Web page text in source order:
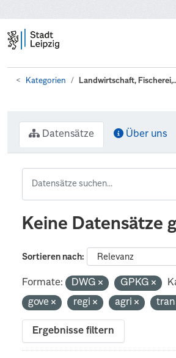
Kategorien Landwirtschaft,
Datensätze Über uns
Keine Datensätze
Sortieren nach
Formate: DWG GPKG
gove
regi agri
Ergebnisse filtern